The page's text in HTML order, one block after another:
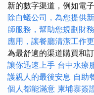
新的數字渠道，例如電
除白蟻公司，為您提供
師服務，幫助您規劃財務
應用，讓餐廳清潔工作
為最舒適的渠道購買和
讓你迅速上手 台中水療
護親人的最後安息 自助
個人都能滿意 柬埔寨簽